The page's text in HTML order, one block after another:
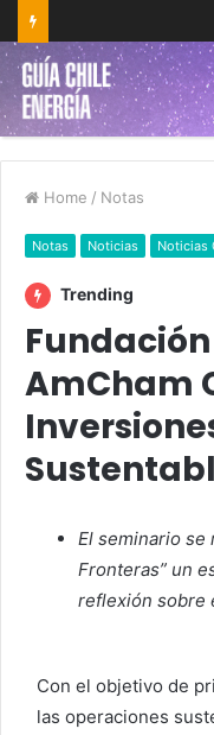
Home / Notas
Notas Noticias Noticias
Trending
AmCham
El seminario se
Fronteras” un
reflexión sobre
Con el objetivo de
las operaciones